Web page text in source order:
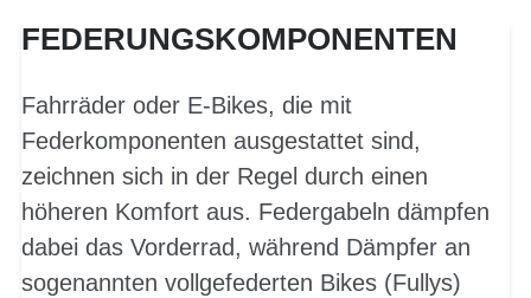
FEDERUNGSKOMPONENTEN
Fahrräder oder E-Bikes, die mit
Federkomponenten ausgestattet sind,
zeichnen sich in der Regel durch einen
höheren Komfort aus. Federgabeln dämpfen
dabei das Vorderrad, während Dämpfer an
sogenannten vollgefederten Bikes (Fullys)